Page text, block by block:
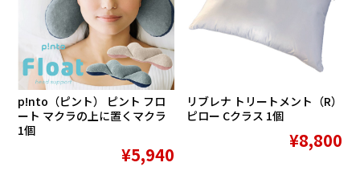
p!nto（ピント） ピント フロ
ート マクラの上に置くマクラ
1個
¥5,940
リブレナ トリートメント（R）
ピロー Cクラス 1個
¥8,800